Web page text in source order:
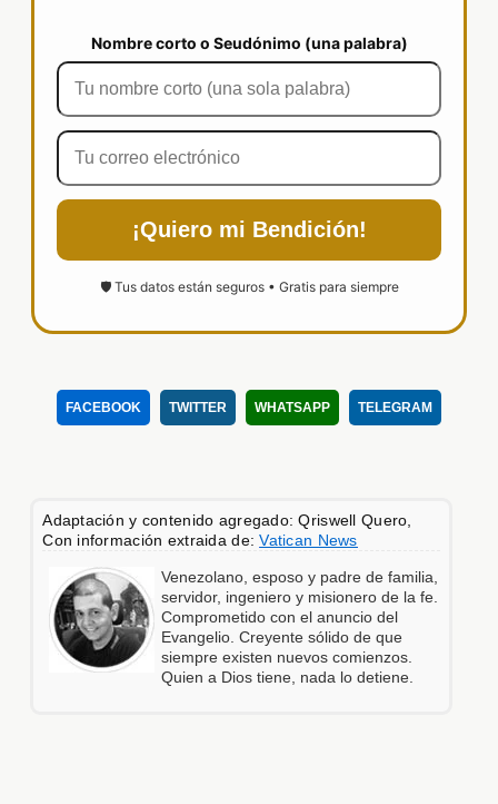
Nombre corto o Seudónimo (una palabra)
¡Quiero mi Bendición!
🛡️ Tus datos están seguros • Gratis para siempre
FACEBOOK TWITTER WHATSAPP TELEGRAM
Adaptación y contenido agregado: Qriswell Quero,
Con información extraida de:Vatican News
Venezolano, esposo y padre de familia,
servidor, ingeniero y misionero de la fe.
Comprometido con el anuncio del
Evangelio. Creyente sólido de que
siempre existen nuevos comienzos.
Quien a Dios tiene, nada lo detiene.